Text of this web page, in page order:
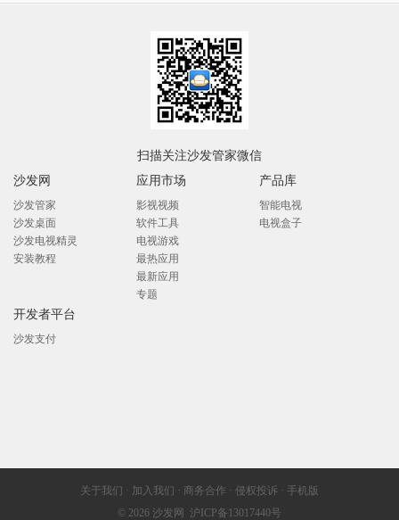
扫描关注沙发管家微信
沙发网
沙发管家
沙发桌面
沙发电视精灵
安装教程
应用市场
影视视频
软件工具
电视游戏
最热应用
最新应用
专题
产品库
智能电视
电视盒子
开发者平台
沙发支付
关于我们 · 加入我们 · 商务合作 · 侵权投诉 · 手机版
© 2026 沙发网 沪ICP备13017440号